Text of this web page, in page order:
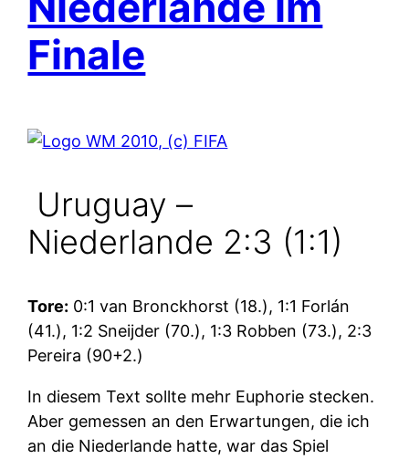
Finale
Uruguay –
Niederlande 2:3 (1:1)
Tore: 0:1 van Bronckhorst (18.), 1:1 Forlán
(41.), 1:2 Sneijder (70.), 1:3 Robben (73.), 2:3
Pereira (90+2.)
In diesem Text sollte mehr Euphorie stecken.
Aber gemessen an den Erwartungen, die ich
an die Niederlande hatte, war das Spiel